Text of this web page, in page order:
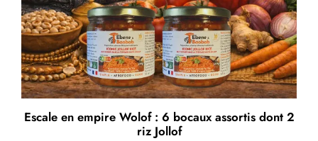
Escale en empire Wolof : 6 bocaux assortis dont 2
riz Jollof